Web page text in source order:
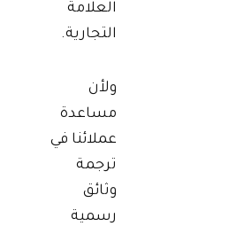
العلامة
التجارية.
ولأن
مساعدة
عملائنا في
ترجمة
وثائق
رسمية